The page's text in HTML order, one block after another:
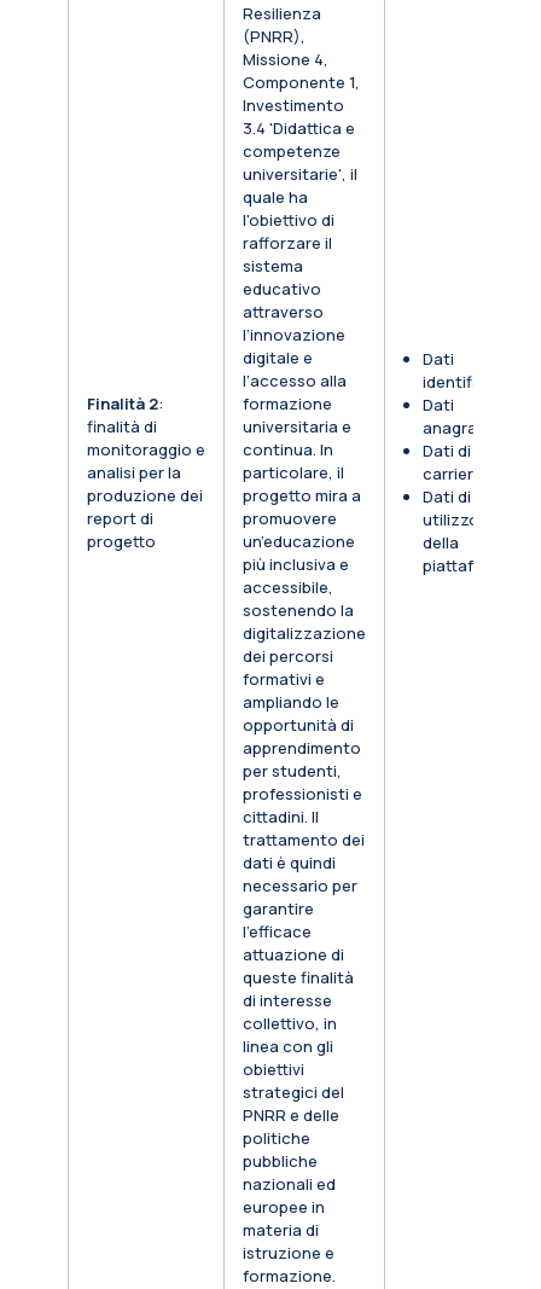
Finalità 2:
finalità di
monitoraggio e
analisi per la
produzione dei
report di
progetto
Resilienza
(PNRR),
Missione 4,
Componente 1,
Investimento
3.4 'Didattica e
competenze
universitarie', il
quale ha
l'obiettivo di
rafforzare il
sistema
educativo
attraverso
l’innovazione
digitale e
l’accesso alla
formazione
universitaria e
continua. In
particolare, il
progetto mira a
promuovere
un’educazione
più inclusiva e
accessibile,
sostenendo la
digitalizzazione
dei percorsi
formativi e
ampliando le
opportunità di
apprendimento
per studenti,
professionisti e
cittadini. Il
trattamento dei
dati è quindi
necessario per
garantire
l’efficace
attuazione di
queste finalità
di interesse
collettivo, in
linea con gli
obiettivi
strategici del
PNRR e delle
politiche
pubbliche
nazionali ed
europee in
materia di
istruzione e
formazione.
Dati
identificativi
Dati
anagrafici
Dati di
carriera
Dati di
utilizzo
della
piattaforma